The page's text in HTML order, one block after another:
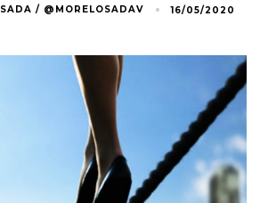
/ @MORELOSADAV 16/05/2020